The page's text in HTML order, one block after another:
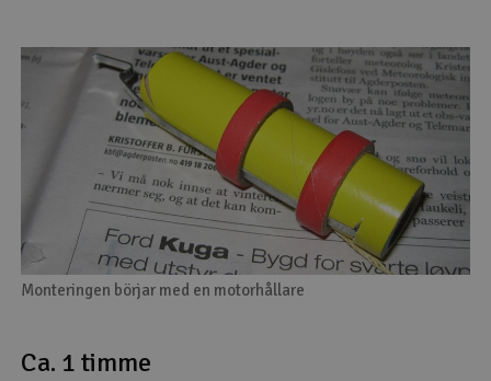
Monteringen börjar med en motorhållare
Ca. 1 timme